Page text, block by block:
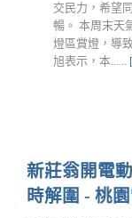
交民力，希望
暢。 本周末天
燈區賞燈，導
旭表示，本......
新莊翁開電
時解圍 - 桃